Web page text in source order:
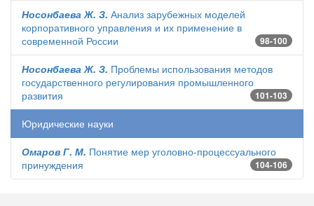
Носонбаева Ж. З. Анализ зарубежных моделей
корпоративного управления и их применение в
современной России
98-100
Носонбаева Ж. З. Проблемы использования методов
государственного регулирования промышленного
развития
101-103
Юридические науки
Омаров Г. М. Понятие мер уголовно-процессуального
принуждения
104-106